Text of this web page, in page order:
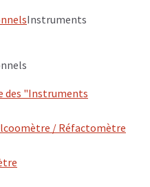
Instruments
des "Instruments
/ Réfactomètre